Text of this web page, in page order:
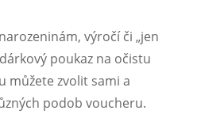
výročí či „jen
poukaz na očistu
můžete zvolit sami a
podob voucheru.